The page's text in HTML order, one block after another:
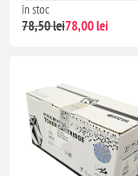
în stoc
78,50 lei78,00 lei